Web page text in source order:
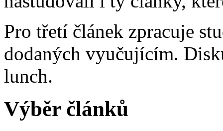
Pro třetí článek zpracuje
dodaných vyučujícím.
lunch.
Výběr článků